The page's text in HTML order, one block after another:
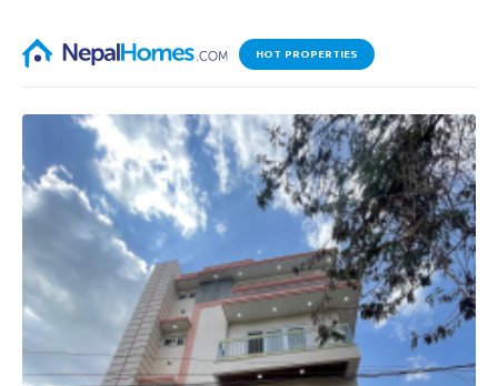
HOT PROPERTIES